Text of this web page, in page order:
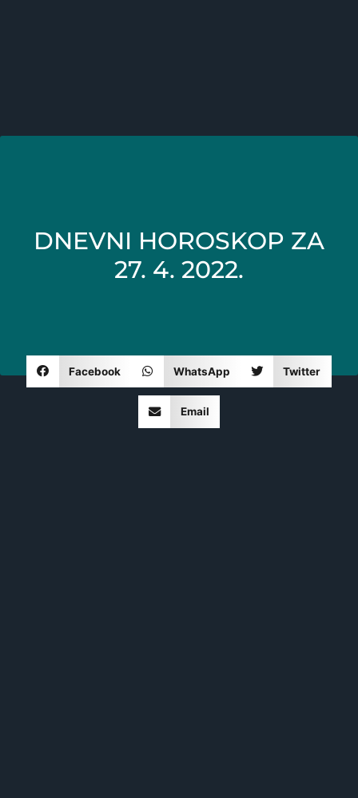
DNEVNI HOROSKOP ZA
27. 4. 2022.
Facebook WhatsApp Twitter
Email